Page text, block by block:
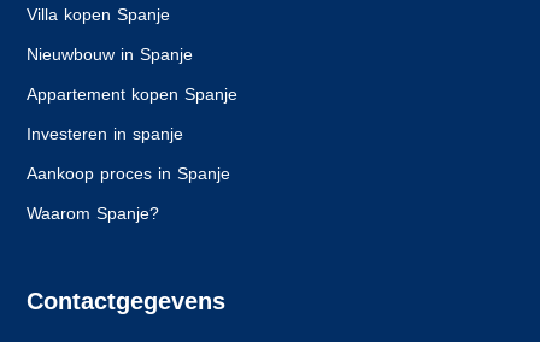
Villa kopen Spanje
Nieuwbouw in Spanje
Appartement kopen Spanje
Investeren in spanje
Aankoop proces in Spanje
Waarom Spanje?
Contactgegevens